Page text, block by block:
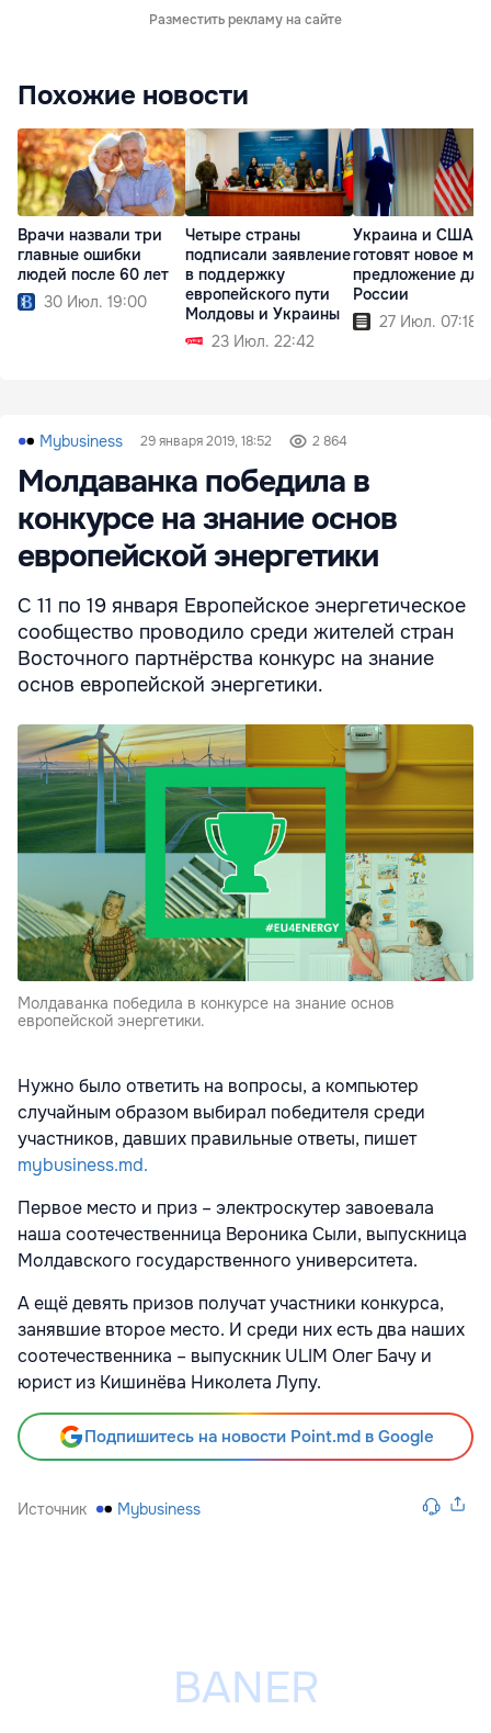
Разместить рекламу на сайте
Похожие новости
Врачи назвали три
главные ошибки
людей после 60 лет
30 Июл. 19:00
Четыре страны
подписали заявление
в поддержку
европейского пути
Молдовы и Украины
23 Июл. 22:42
Украина и США
готовят новое
предложение для
России
27 Июл. 07:18
Mybusiness 29 января 2019, 18:52 2 864
Молдаванка победила в
конкурсе на знание основ
европейской энергетики
С 11 по 19 января Европейское энергетическое
сообщество проводило среди жителей стран
Восточного партнёрства конкурс на знание
основ европейской энергетики.
Молдаванка победила в конкурсе на знание основ
европейской энергетики.
Нужно было ответить на вопросы, а компьютер
случайным образом выбирал победителя среди
участников, давших правильные ответы, пишет
mybusiness.md.
Первое место и приз – электроскутер завоевала
наша соотечественница Вероника Сыли, выпускница
Молдавского государственного университета.
А ещё девять призов получат участники конкурса,
занявшие второе место. И среди них есть два наших
соотечественника – выпускник ULIM Олег Бачу и
юрист из Кишинёва Николета Лупу.
Подпишитесь на новости Point.md в Google
Источник Mybusiness